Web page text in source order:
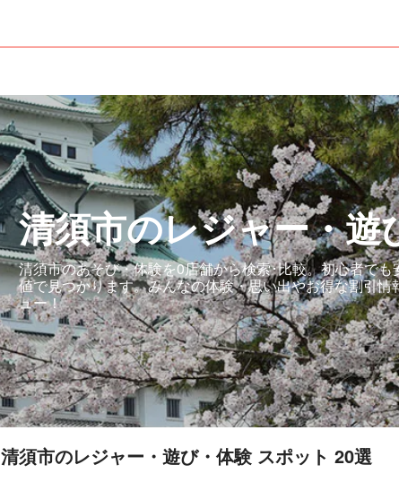
清須市のレジャー・遊
清須市のあそび・体験を0店舗から検索･比較。初心者で
値で見つかります。みんなの体験・思い出やお得な割引
ュー！
清須市のレジャー・遊び・体験 スポット 20選